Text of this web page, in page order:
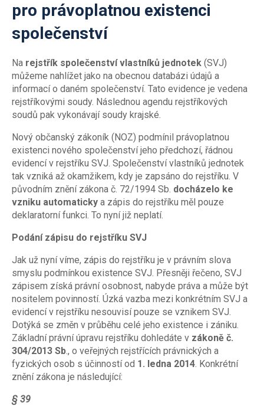
pro právoplatnou existenci
společenství
Na rejstřík společenství vlastníků jednotek (SVJ)
můžeme nahlížet jako na obecnou databázi údajů a
informací o daném společenství. Tato evidence je vedena
rejstříkovými soudy. Následnou agendu rejstříkových
soudů pak vykonávají soudy krajské.
Nový občanský zákoník (NOZ) podmínil právoplatnou
existenci nového společenství jeho předchozí, řádnou
evidencí v rejstříku SVJ. Společenství vlastníků jednotek
tak vzniká až okamžikem, kdy je zapsáno do rejstříku. V
původním znění zákona č. 72/1994 Sb. docházelo ke
vzniku automaticky a zápis do rejstříku měl pouze
deklaratorní funkci. To nyní již neplatí.
Podání zápisu do rejstříku SVJ
Jak už nyní víme, zápis do rejstříku je v právním slova
smyslu podmínkou existence SVJ. Přesněji řečeno, SVJ
zápisem získá právní osobnost, nabyde práva a může být
nositelem povinností. Úzká vazba mezi konkrétním SVJ a
evidencí v rejstříku nesouvisí pouze se vznikem SVJ.
Dotýká se změn v průběhu celé jeho existence i zániku.
Základní právní úpravu rejstříku dohledáte v zákoně č.
304/2013 Sb., o veřejných rejstřících právnických a
fyzických osob s účinností od 1. ledna 2014. Konkrétní
znění zákona je následující:
§ 39